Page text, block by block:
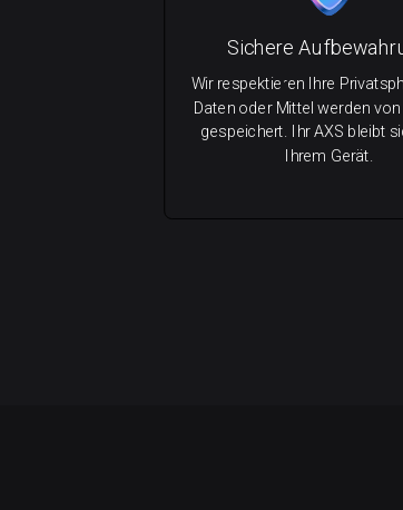
Sichere
Wir respektieren Ihre
Daten oder Mittel werden von
gespeichert. Ihr AXS bleibt
Ihrem Gerät.